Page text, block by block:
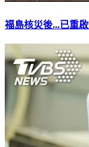
福島核災後...已重